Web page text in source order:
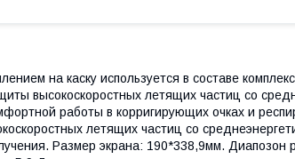
на каску используется в составе
высокоскоростных летящих частиц со
работы в корригирующих очках и
летящих частиц со
Размер экрана: 190*338,9мм. Диапозон